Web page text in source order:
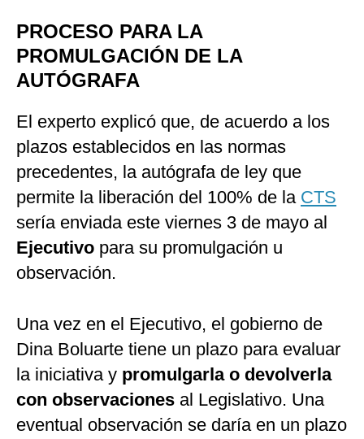
PROCESO PARA LA
PROMULGACIÓN DE LA
AUTÓGRAFA
El experto explicó que, de acuerdo a los
plazos establecidos en las normas
precedentes, la autógrafa de ley que
permite la liberación del 100% de la CTS
sería enviada este viernes 3 de mayo al
Ejecutivo para su promulgación u
observación.
Una vez en el Ejecutivo, el gobierno de
Dina Boluarte tiene un plazo para evaluar
la iniciativa y promulgarla o devolverla
con observaciones al Legislativo. Una
eventual observación se daría en un plazo